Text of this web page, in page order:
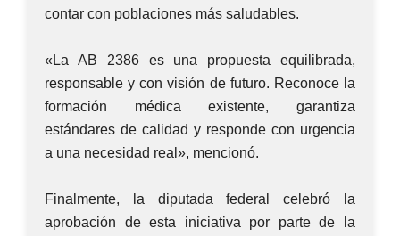
contar con poblaciones más saludables.
«La AB 2386 es una propuesta equilibrada,
responsable y con visión de futuro. Reconoce la
formación médica existente, garantiza
estándares de calidad y responde con urgencia
a una necesidad real», mencionó.
Finalmente, la diputada federal celebró la
aprobación de esta iniciativa por parte de la